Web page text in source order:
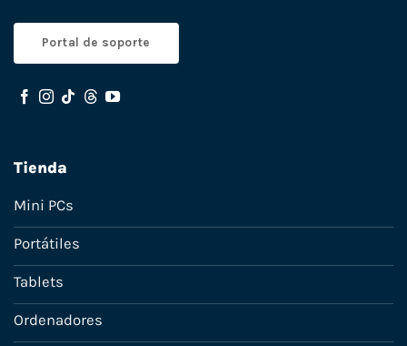
Portal de soporte
Tienda
Mini PCs
Portátiles
Tablets
Ordenadores